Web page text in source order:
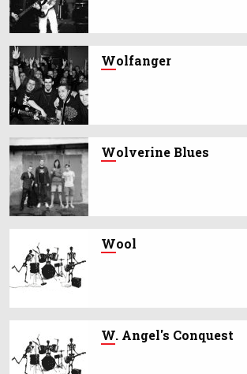
Wolfanger
Wolverine Blues
Wool
W. Angel's Conquest